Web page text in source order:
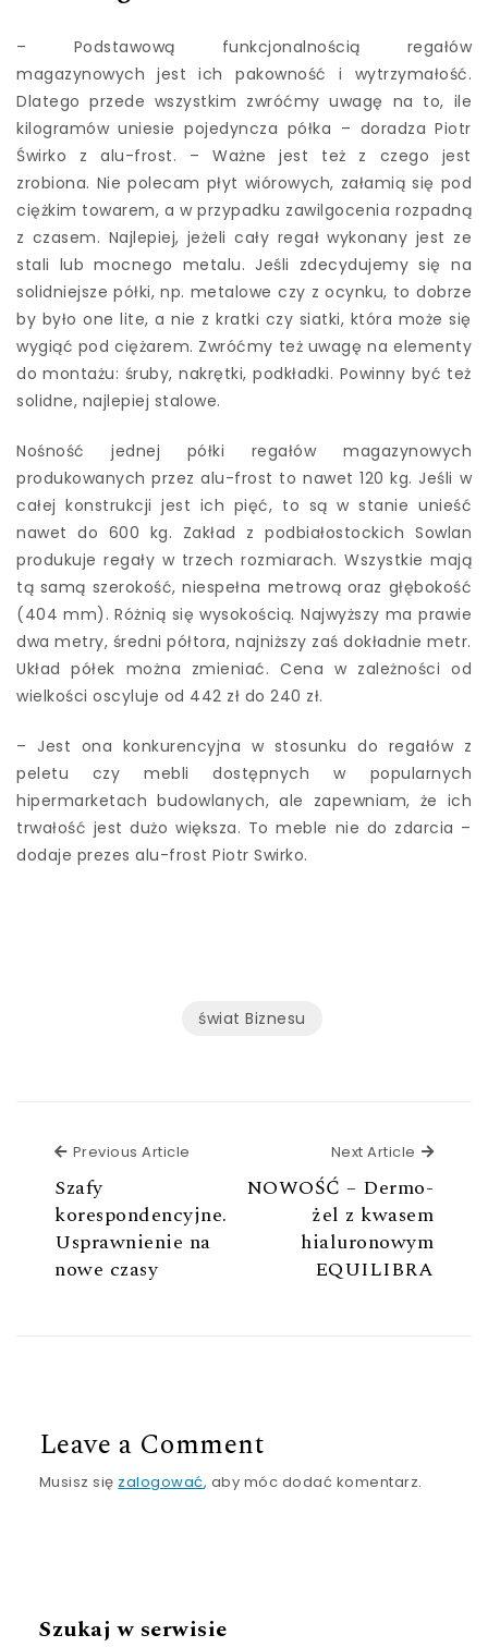
– Podstawową funkcjonalnością regałów
magazynowych jest ich pakowność i wytrzymałość.
Dlatego przede wszystkim zwróćmy uwagę na to, ile
kilogramów uniesie pojedyncza półka – doradza Piotr
Świrko z alu-frost. – Ważne jest też z czego jest
zrobiona. Nie polecam płyt wiórowych, załamią się pod
ciężkim towarem, a w przypadku zawilgocenia rozpadną
z czasem. Najlepiej, jeżeli cały regał wykonany jest ze
stali lub mocnego metalu. Jeśli zdecydujemy się na
solidniejsze półki, np. metalowe czy z ocynku, to dobrze
by było one lite, a nie z kratki czy siatki, która może się
wygiąć pod ciężarem. Zwróćmy też uwagę na elementy
do montażu: śruby, nakrętki, podkładki. Powinny być też
solidne, najlepiej stalowe.
Nośność jednej półki regałów magazynowych
produkowanych przez alu-frost to nawet 120 kg. Jeśli w
całej konstrukcji jest ich pięć, to są w stanie unieść
nawet do 600 kg. Zakład z podbiałostockich Sowlan
produkuje regały w trzech rozmiarach. Wszystkie mają
tą samą szerokość, niespełna metrową oraz głębokość
(404 mm). Różnią się wysokością. Najwyższy ma prawie
dwa metry, średni półtora, najniższy zaś dokładnie metr.
Układ półek można zmieniać. Cena w zależności od
wielkości oscyluje od 442 zł do 240 zł.
– Jest ona konkurencyjna w stosunku do regałów z
peletu czy mebli dostępnych w popularnych
hipermarketach budowlanych, ale zapewniam, że ich
trwałość jest dużo większa. To meble nie do zdarcia –
dodaje prezes alu-frost Piotr Swirko.
świat Biznesu
Previous Article
Szafy
korespondencyjne.
Usprawnienie na
nowe czasy
Next Article Next
NOWOŚĆ – Dermo-
żel z kwasem
hialuronowym
EQUILIBRA
Leave a Comment
Musisz się zalogować, aby móc dodać komentarz.
Szukaj w serwisie